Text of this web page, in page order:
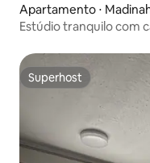
Apartamento ⋅
Estúdio tranquilo com
Superhost
Superhost